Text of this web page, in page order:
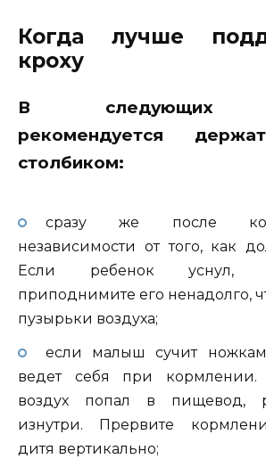
Когда лучше
кроху
В следующих
рекомендуется
столбиком:
сразу же после
независимости от того, как
Если ребенок уснул,
приподнимите его ненадолго,
пузырьки воздуха;
если малыш сучит
ведет себя при кормлении.
воздух попал в пищевод,
изнутри. Прервите
дитя вертикально;